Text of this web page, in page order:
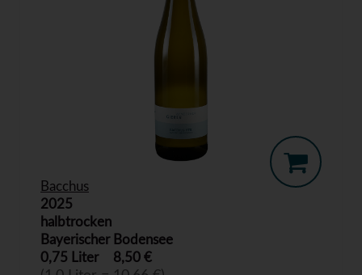
Bacchus
2025
halbtrocken
Bayerischer Bodensee
0,75 Liter
8,50 €